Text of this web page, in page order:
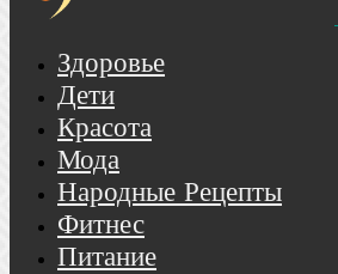
Здоровье
Дети
Красота
Мода
Народные Рецепты
Фитнес
Питание